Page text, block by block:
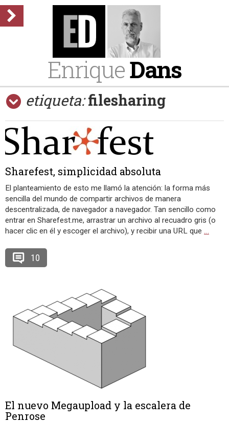
EnriqueDans
etiqueta: filesharing
Sharefest, simplicidad absoluta
El planteamiento de esto me llamó la atención: la forma más
sencilla del mundo de compartir archivos de manera
descentralizada, de navegador a navegador. Tan sencillo como
entrar en Sharefest.me, arrastrar un archivo al recuadro gris (o
hacer clic en él y escoger el archivo), y recibir una URL que …
10
El nuevo Megaupload y la escalera de
Penrose